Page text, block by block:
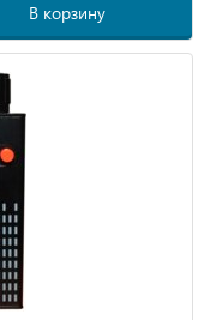
В корзину